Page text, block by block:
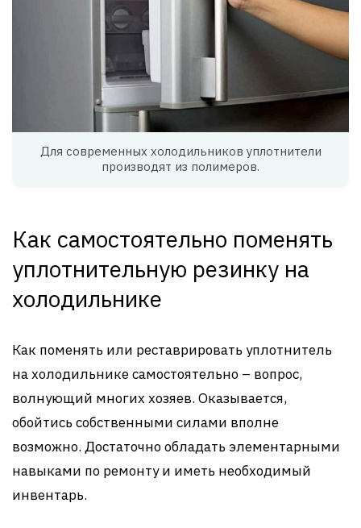
Для современных холодильников уплотнители
производят из полимеров.
Как самостоятельно поменять
уплотнительную резинку на
холодильнике
Как поменять или реставрировать уплотнитель
на холодильнике самостоятельно – вопрос,
волнующий многих хозяев. Оказывается,
обойтись собственными силами вполне
возможно. Достаточно обладать элементарными
навыками по ремонту и иметь необходимый
инвентарь.